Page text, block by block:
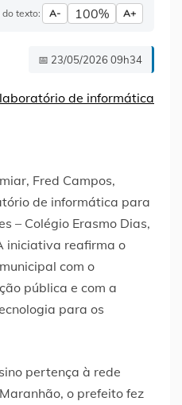
texto: A- 100% A+
📅 23/05/2026 09h34
Fred Campos,
de informática para
– Colégio Erasmo Dias,
iniciativa reafirma o
com o
pública e com a
para os
pertença à rede
o prefeito fez